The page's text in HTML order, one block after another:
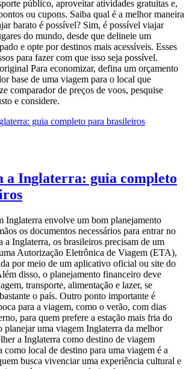
público, aproveitar atividades gratuitas e,
ou cupons. Saiba qual é a melhor maneira
barato é possível? Sim, é possível viajar
do mundo, desde que delineie um
e opte por destinos mais acessíveis. Esses
para fazer com que isso seja possível.
Para economizar, defina um orçamento
base de uma viagem para o local que
comparador de preços de voos, pesquise
e considere.
a Inglaterra: guia completo
Inglaterra envolve um bom planejamento
os documentos necessários para entrar no
a Inglaterra, os brasileiros precisam de um
Autorização Eletrônica de Viagem (ETA),
por meio de um aplicativo oficial ou site do
disso, o planejamento financeiro deve
transporte, alimentação e lazer, se
o país. Outro ponto importante é
para a viagem, como o verão, com dias
para quem prefere a estação mais fria do
planejar uma viagem Inglaterra da melhor
a Inglaterra como destino de viagem
como local de destino para uma viagem é a
busca vivenciar uma experiência cultural e